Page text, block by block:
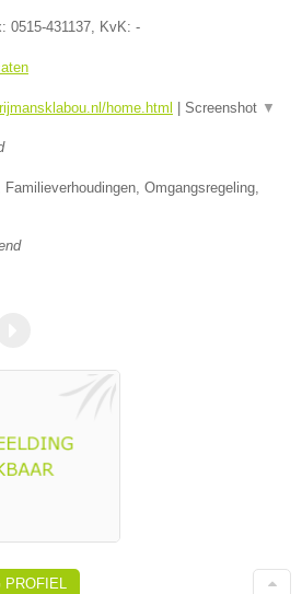
0515-431137 , KvK: -
home.html | Screenshot ▼
Omgangsregeling,
PROFIEL